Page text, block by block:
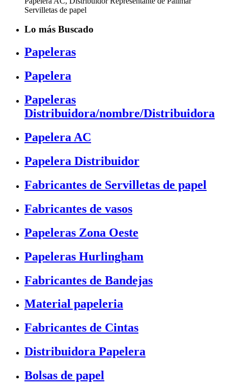
Servilletas de papel
Lo más Buscado
Papeleras
Papelera
Papeleras
Distribuidora/nombre/Distribuidora
Papelera AC
Papelera Distribuidor
Fabricantes de Servilletas de papel
Fabricantes de vasos
Papeleras Zona Oeste
Papeleras Hurlingham
Fabricantes de Bandejas
Material papeleria
Fabricantes de Cintas
Distribuidora Papelera
Bolsas de papel